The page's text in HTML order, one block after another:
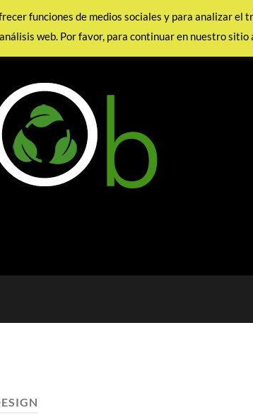
funciones de medios sociales y para analizar el
web. Por favor, para continuar en nuestro